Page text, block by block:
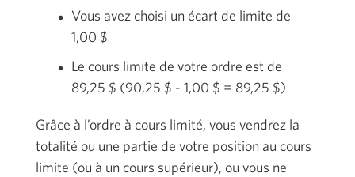
Vous avez choisi un écart de limite de
1,00 $
Le cours limite de votre ordre est de
89,25 $ (90,25 $ - 1,00 $ = 89,25 $)
Grâce à l’ordre à cours limité, vous vendrez la
totalité ou une partie de votre position au cours
limite (ou à un cours supérieur), ou vous ne